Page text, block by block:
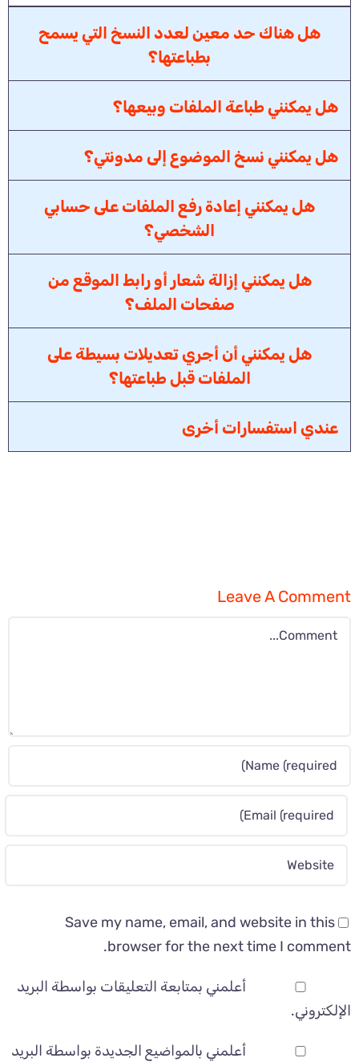
هل هناك حد معين لعدد النسخ التي يسمح
بطباعتها؟
هل يمكنني طباعة الملفات وبيعها؟
هل يمكنني نسخ الموضوع إلى مدونتي؟
هل يمكنني إعادة رفع الملفات على حسابي
الشخصي؟
هل يمكنني إزالة شعار أو رابط الموقع من
صفحات الملف؟
هل يمكنني أن أجري تعديلات بسيطة على
الملفات قبل طباعتها؟
عندي استفسارات أخرى
Leave A Comment
Comment
Save my name, email, and website in this
browser for the next time I comment.
أعلمني بمتابعة التعليقات بواسطة البريد
الإلكتروني.
أعلمني بالمواضيع الجديدة بواسطة البريد